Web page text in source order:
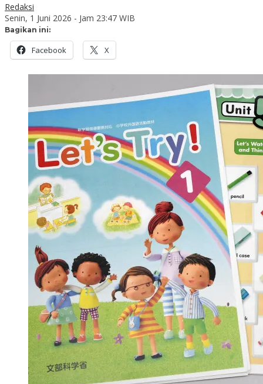
Redaksi
Senin, 1 Juni 2026 - Jam 23:47 WIB
Bagikan ini:
Facebook X